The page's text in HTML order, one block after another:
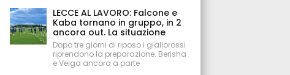
LECCE AL LAVORO: Falcone e
Kaba tornano in gruppo, in 2
ancora out. La situazione
Dopo tre giorni di riposo i giallorossi
riprendono la preparazione. Berisha
e Veiga ancora a parte